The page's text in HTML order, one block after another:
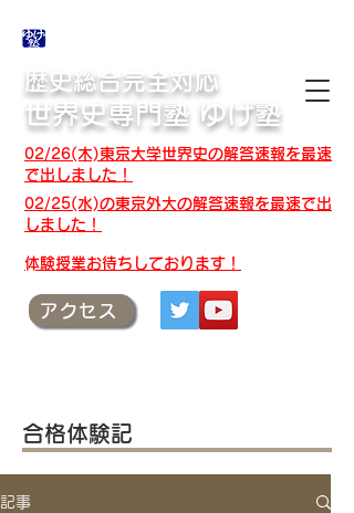
歴史総合完全対応
世界史専門塾 ゆげ塾
02/25(水)の東京外大の解答速報を最速で出
しました！
​体験授業お待ちしております！
アクセス
02/26(木)東京大学世界史の解答速報を最速
で出しました！
合格体験記
記事